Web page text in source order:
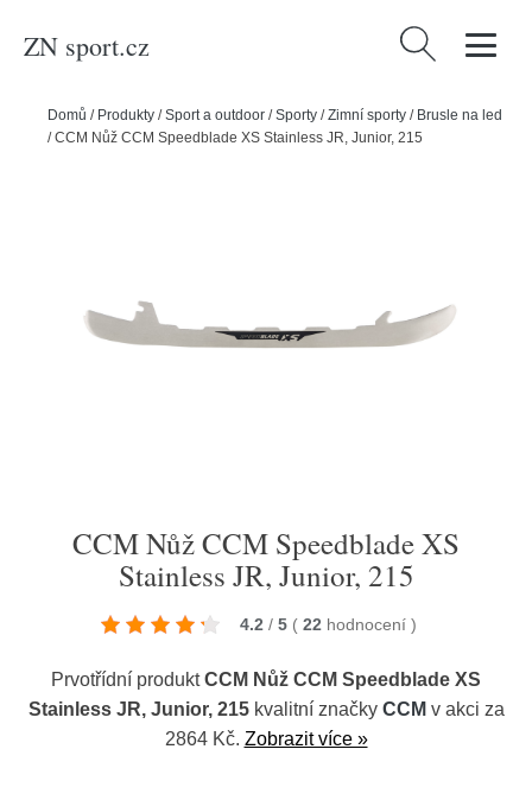
ZN sport.cz Vyhledávání
Domů / Produkty /Sport a outdoor /Sporty /Zimní sporty / Brusle na led
/CCM Nůž CCM Speedblade XS Stainless JR, Junior, 215
CCM Nůž CCM Speedblade XS
Stainless JR, Junior, 215
4.2 / 5 ( 22 hodnocení )
Prvotřídní produktCCM Nůž CCM Speedblade XS
Stainless JR, Junior, 215kvalitní značky CCM v akci za
2864 Kč. Zobrazit více »